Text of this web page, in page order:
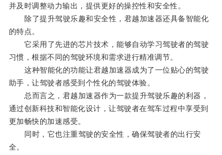
并及时调整动力输出，提供更好的操控性和安全性。
除了提升驾驶乐趣和安全性，君越加速器还具备智能化
的特点。
它采用了先进的芯片技术，能够自动学习驾驶者的驾驶
习惯，根据不同的驾驶环境和需求进行精准调节。
这种智能化的功能让君越加速器成为了一位贴心的驾驶
助手，让驾驶者感受到个性化的驾驶体验。
总而言之，君越加速器作为一款提升驾驶乐趣的利器，
通过创新科技和智能化设计，让驾驶者在驾车过程中享受到
更加畅快的加速感受。
同时，它也注重驾驶的安全性，确保驾驶者的出行安
全。